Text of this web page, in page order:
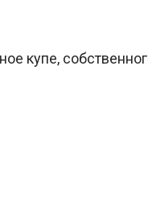
купе,